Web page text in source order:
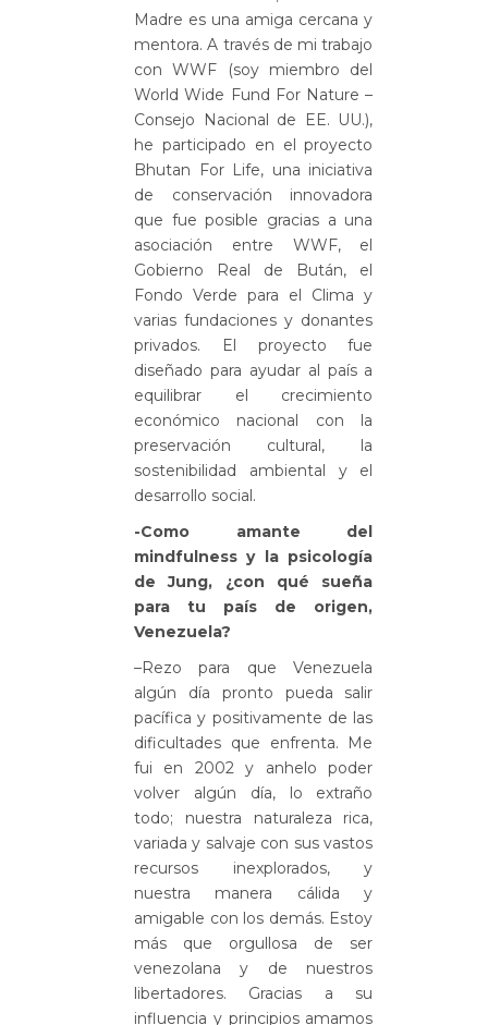
Madre es una amiga cercana y
mentora. A través de mi trabajo
con WWF (soy miembro del
World Wide Fund For Nature –
Consejo Nacional de EE. UU.),
he participado en el proyecto
Bhutan For Life, una iniciativa
de conservación innovadora
que fue posible gracias a una
asociación entre WWF, el
Gobierno Real de Bután, el
Fondo Verde para el Clima y
varias fundaciones y donantes
privados. El proyecto fue
diseñado para ayudar al país a
equilibrar el crecimiento
económico nacional con la
preservación cultural, la
sostenibilidad ambiental y el
desarrollo social.
-Como amante del
mindfulness y la psicología
de Jung, ¿con qué sueña
para tu país de origen,
Venezuela?
–Rezo para que Venezuela
algún día pronto pueda salir
pacífica y positivamente de las
dificultades que enfrenta. Me
fui en 2002 y anhelo poder
volver algún día, lo extraño
todo; nuestra naturaleza rica,
variada y salvaje con sus vastos
recursos inexplorados, y
nuestra manera cálida y
amigable con los demás. Estoy
más que orgullosa de ser
venezolana y de nuestros
libertadores. Gracias a su
influencia y principios amamos